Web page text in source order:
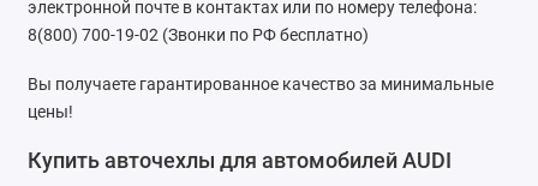
Lifan
Mazda
электронной почте в контактах или по номеру телефона:
8(800) 700-19-02 (Звонки по РФ бесплатно)
Вы получаете гарантированное качество за минимальные
цены!
Купить авточехлы для автомобилей AUDI